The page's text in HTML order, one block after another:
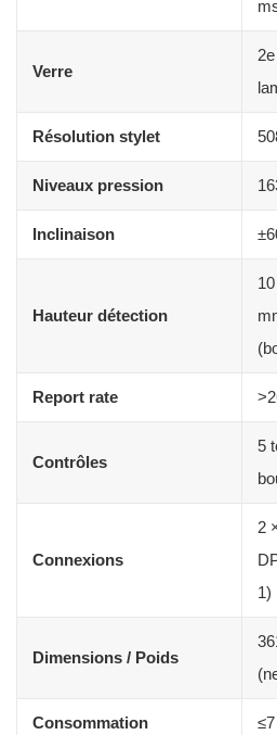
Verre
Résolution stylet
Niveaux pression
Inclinaison
Hauteur détection
Report rate
Contrôles
5
Connexions
2
1)
Dimensions / Poids
Consommation